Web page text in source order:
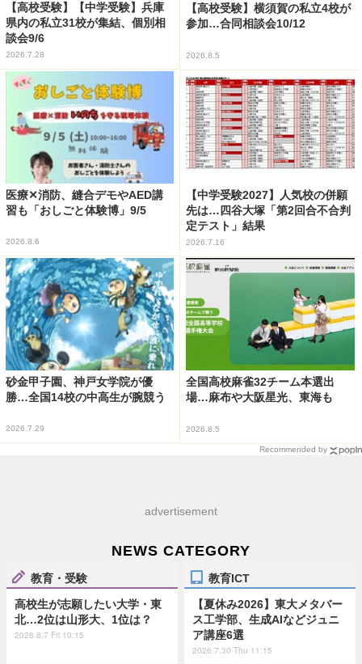
【高校受験】【中学受験】兵庫
県内の私立31校が集結、個別相
談会9/6
2026.7.28
【高校受験】横須賀の私立4校が
参加…合同相談会10/12
2026.8.5
医療✕消防、縫合デモやAED講
習も「おしごと体験博」9/5
2026.8.6
【中学受験2027】人気校の併願
先は…四谷大塚「第2回合不合判
定テスト」結果
2026.7.16
砂金甲子園、神戸女学院が優
勝…全国14校の中高生が腕競う
2026.7.29
全国高校麻雀32チーム本選出
場…麻布や大阪星光、東海も
2026.8.5
Recommended by
advertisement
NEWS CATEGORY
教育・受験
高校生が志願したい大学・東
北…2位は山形大、1位は？
2026.8.7 Fri 10:15
教育ICT
【夏休み2026】東大メタバー
ス工学部、生成AIなどジュニ
ア講座6選
2026.7.30 Thu 11:15